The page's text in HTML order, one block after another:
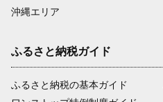
沖縄エリア
ふるさと納税ガイド
ふるさと納税の基本ガイド